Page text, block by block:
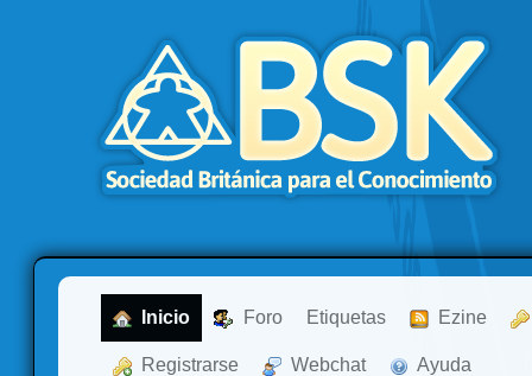
Inicio Foro Etiquetas Ezine
Registrarse Webchat Ayuda